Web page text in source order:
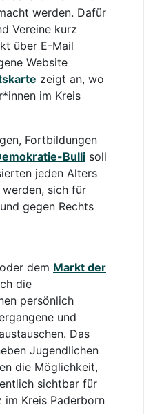
werden. Dafür
Vereine kurz
über E-Mail
Website
zeigt an, wo
im Kreis
Fortbildungen
Bulli soll
jeden Alters
sich für
gegen Rechts
dem Markt der
die
persönlich
und
Das
Jugendlichen
die Möglichkeit,
sichtbar für
im Kreis Paderborn